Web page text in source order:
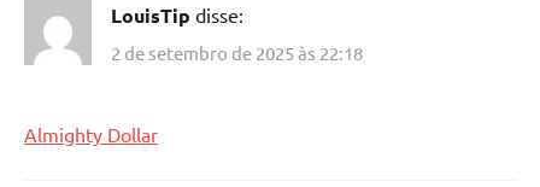
LouisTip disse:
2 de setembro de 2025 às 22:18
Almighty Dollar